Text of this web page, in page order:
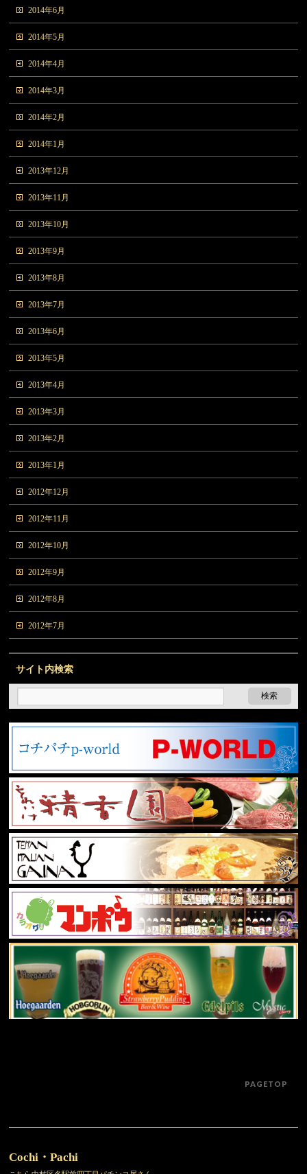
2014年6月
2014年5月
2014年4月
2014年3月
2014年2月
2014年1月
2013年12月
2013年11月
2013年10月
2013年9月
2013年8月
2013年7月
2013年6月
2013年5月
2013年4月
2013年3月
2013年2月
2013年1月
2012年12月
2012年11月
2012年10月
2012年9月
2012年8月
2012年7月
サイト内検索
PAGETOP
Cochi・Pachi